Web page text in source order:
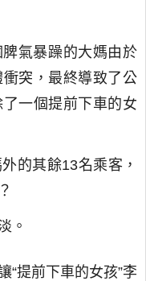
氣暴躁的大媽由於
突，最終導致了公
一個提前下車的女
的其餘13名乘客，
。
“提前下車的女孩”李